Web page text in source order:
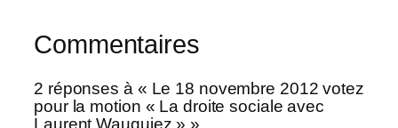
Commentaires
2 réponses à « Le 18 novembre 2012 votez
pour la motion « La droite sociale avec
Laurent Wauquiez » »